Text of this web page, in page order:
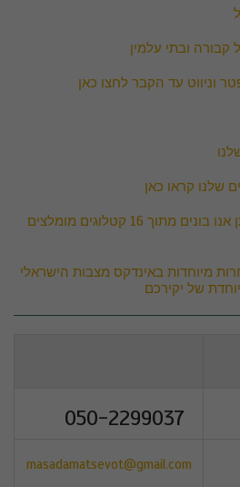
קבורה ובתי עלמין
וניווט עד הקבר לחצו כאן
שלנו קראו כאן
ראו דוגמאות של מצבות אותן אנו בונים מתוך 16 קטלוגים מומלצים
מיוחדות באינדקס מצבות הישראלי
של יקירכם
050-2299037
masadamatsevot@gmail.com